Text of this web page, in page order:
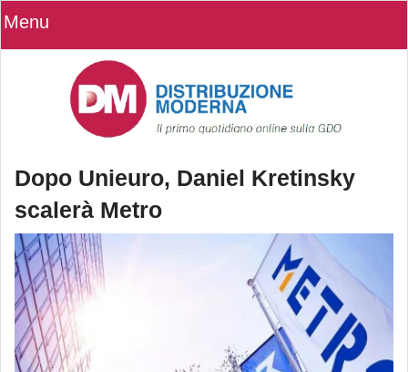
Menu
Dopo Unieuro, Daniel Kretinsky
scalerà Metro